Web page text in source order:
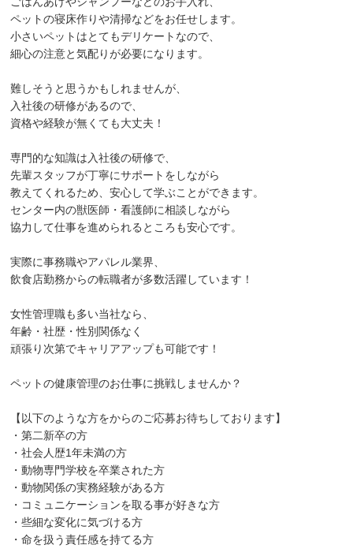
ペットの寝床作りや清掃などをお任せします。
小さいペットはとてもデリケートなので、
細心の注意と気配りが必要になります。
難しそうと思うかもしれませんが、
入社後の研修があるので、
資格や経験が無くても大丈夫！
専門的な知識は入社後の研修で、
先輩スタッフが丁寧にサポートをしながら
教えてくれるため、安心して学ぶことができます。
センター内の獣医師・看護師に相談しながら
協力して仕事を進められるところも安心です。
実際に事務職やアパレル業界、
飲食店勤務からの転職者が多数活躍しています！
女性管理職も多い当社なら、
年齢・社歴・性別関係なく
頑張り次第でキャリアアップも可能です！
ペットの健康管理のお仕事に挑戦しませんか？
【以下のような方をからのご応募お待ちしております】
・第二新卒の方
・社会人歴1年未満の方
・動物専門学校を卒業された方
・動物関係の実務経験がある方
・コミュニケーションを取る事が好きな方
・些細な変化に気づける方
・命を扱う責任感を持てる方